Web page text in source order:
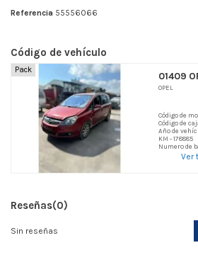
Referencia 55556066
Código de vehículo
Pack
01409
OPEL
Código de
Código de
Año de
KM - 178885
Numero de
Ver
Reseñas(0)
Sin reseñas